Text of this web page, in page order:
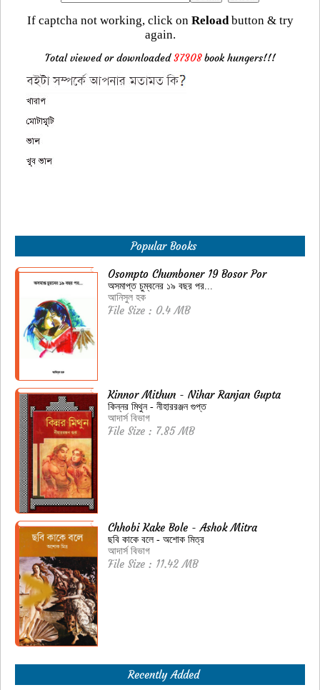
If captcha not working, click on Reloadbutton & try
again.
Total viewed or downloaded37308book hungers!!!
Popular Books
Osompto Chumboner 19 Bosor Por
অসমাপ্ত চুম্বনের ১৯ বছর পর...
আনিসুল হক
File Size : 0.4 MB
Kinnor Mithun - Nihar Ranjan Gupta
কিন্নর মিথুন - নীহাররঞ্জন গুপ্ত
আদার্স বিভাগ
File Size : 7.85 MB
Chhobi Kake Bole - Ashok Mitra
ছবি কাকে বলে - অশোক মিত্র
আদার্স বিভাগ
File Size : 11.42 MB
Recently Added